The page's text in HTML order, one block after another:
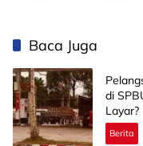
Baca Juga
di
Layar?
Berita